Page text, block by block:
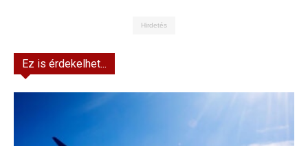
Hirdetés
Ez is érdekelhet...